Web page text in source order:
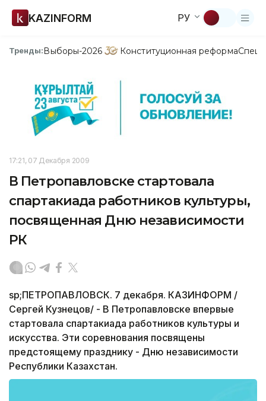
KAZINFORM РУ
Тренды:Выборы-2026 Конституционная реформа
17:21, 07 Декабря 2009
В Петропавловске стартовала
спартакиада работников культуры,
посвященная Дню независимости
РК
sp;ПЕТРОПАВЛОВСК. 7 декабря. КАЗИНФОРМ /
Сергей Кузнецов/ - В Петропавловске впервые
стартовала спартакиада работников культуры и
искусства. Эти соревнования посвящены
предстоящему празднику - Дню независимости
Республики Казахстан.